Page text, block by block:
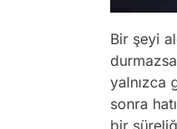
Bir şeyi
yalnızca
sonra
bir